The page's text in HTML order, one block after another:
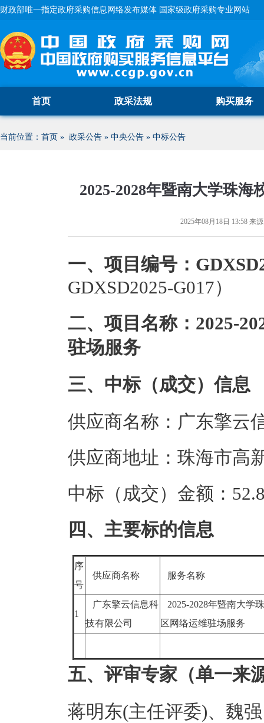
财政部唯一指定政府采购信息网络发布媒体 国家级政府采购专业网站
首页 政采法规 购买服务
当前位置： 首页 » 政采公告 » 中央公告 » 中标公告
2025-2028年暨南大学珠
2025年08月18日 13:58 来
一、项目编号：
GDXSD2025-G017）
二、项目名称：2025-
驻场服务
三、中标（成交）信息
供应商名称：广东擎云
供应商地址：珠海市高
中标（成交）金额：
四、主要标的信息
序
号
供应商名称 服务名称
1
广东擎云信息科
技有限公司
2025-2028年暨南大学
区网络运维驻场服务
五、评审专家（单一来
蒋明东(主任评委)、魏